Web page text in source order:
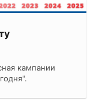
кампании